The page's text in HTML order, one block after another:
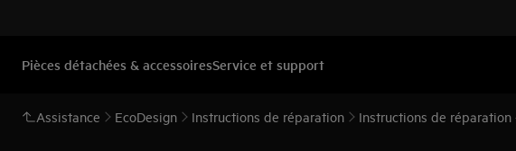
Pièces détachées & accessoiresService et support
Assistance EcoDesign Instructions de réparation Instructions de